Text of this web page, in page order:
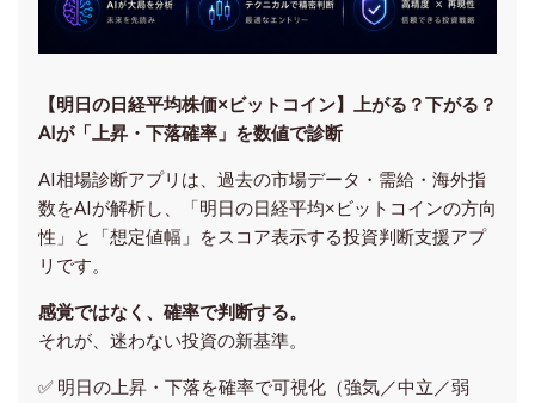
【明日の⽇経平均株価×ビットコイン】上がる？下がる？
AIが「上昇・下落確率」を数値で診断
AI相場診断アプリは、過去の市場データ・需給・海外指
数をAIが解析し、「明日の日経平均×ビットコインの方向
性」と「想定値幅」をスコア表示する投資判断支援アプ
リです。
感覚ではなく、確率で判断する。
それが、迷わない投資の新基準。
✅ 明日の上昇・下落を確率で可視化（強気／中立／弱